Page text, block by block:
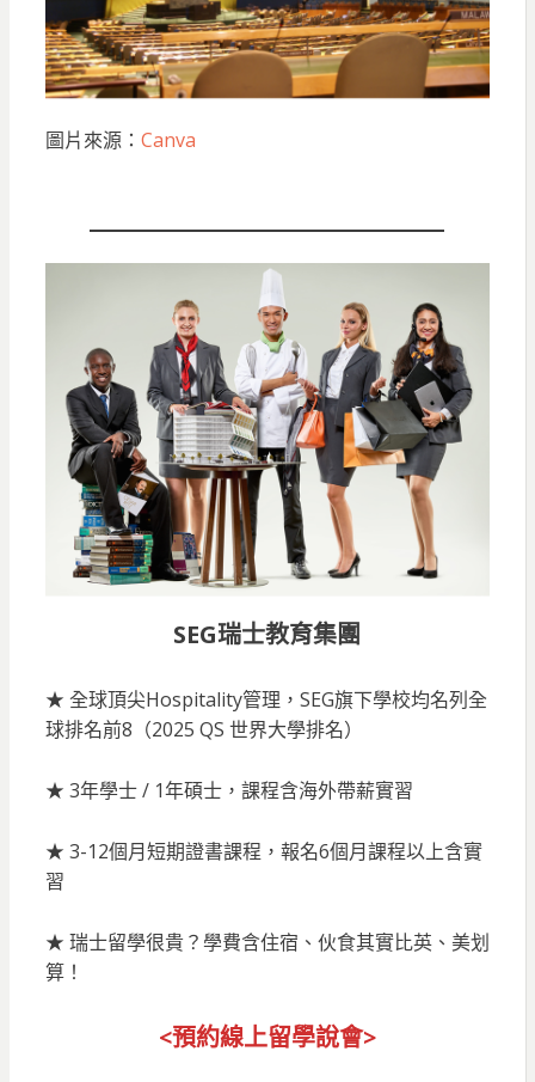
圖片來源： Canva
SEG瑞士教育集團
★ 全球頂尖Hospitality管理，SEG旗下學校均名列全
球排名前8（2025 QS 世界大學排名）
★ 3年學士 / 1年碩士，課程含海外帶薪實習
★ 3-12個月短期證書課程，報名6個月課程以上含實
習
★ 瑞士留學很貴？學費含住宿、伙食其實比英、美划
算！
<預約線上留學說會>